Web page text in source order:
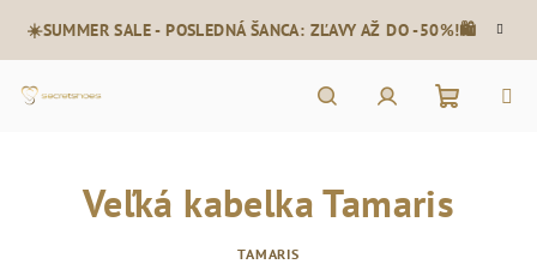
obsah
☀️SUMMER SALE - POSLEDNÁ ŠANCA: ZĽAVY AŽ DO -50%!🛍️
košík
Veľká kabelka Tamaris
TAMARIS